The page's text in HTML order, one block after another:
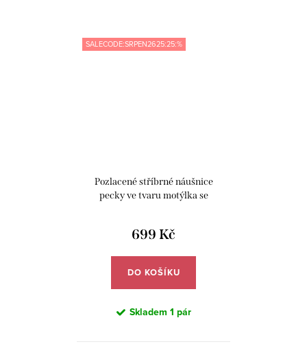
SALECODE:SRPEN2625:25:%
Pozlacené stříbrné náušnice
pecky ve tvaru motýlka se
699 Kč
DO KOŠÍKU
Skladem 1 pár